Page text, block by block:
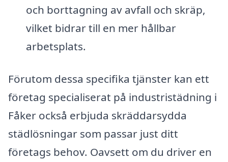
och borttagning av avfall och skräp,
vilket bidrar till en mer hållbar
arbetsplats.
Förutom dessa specifika tjänster kan ett
företag specialiserat på industristädning i
Fåker också erbjuda skräddarsydda
städlösningar som passar just ditt
företags behov. Oavsett om du driver en